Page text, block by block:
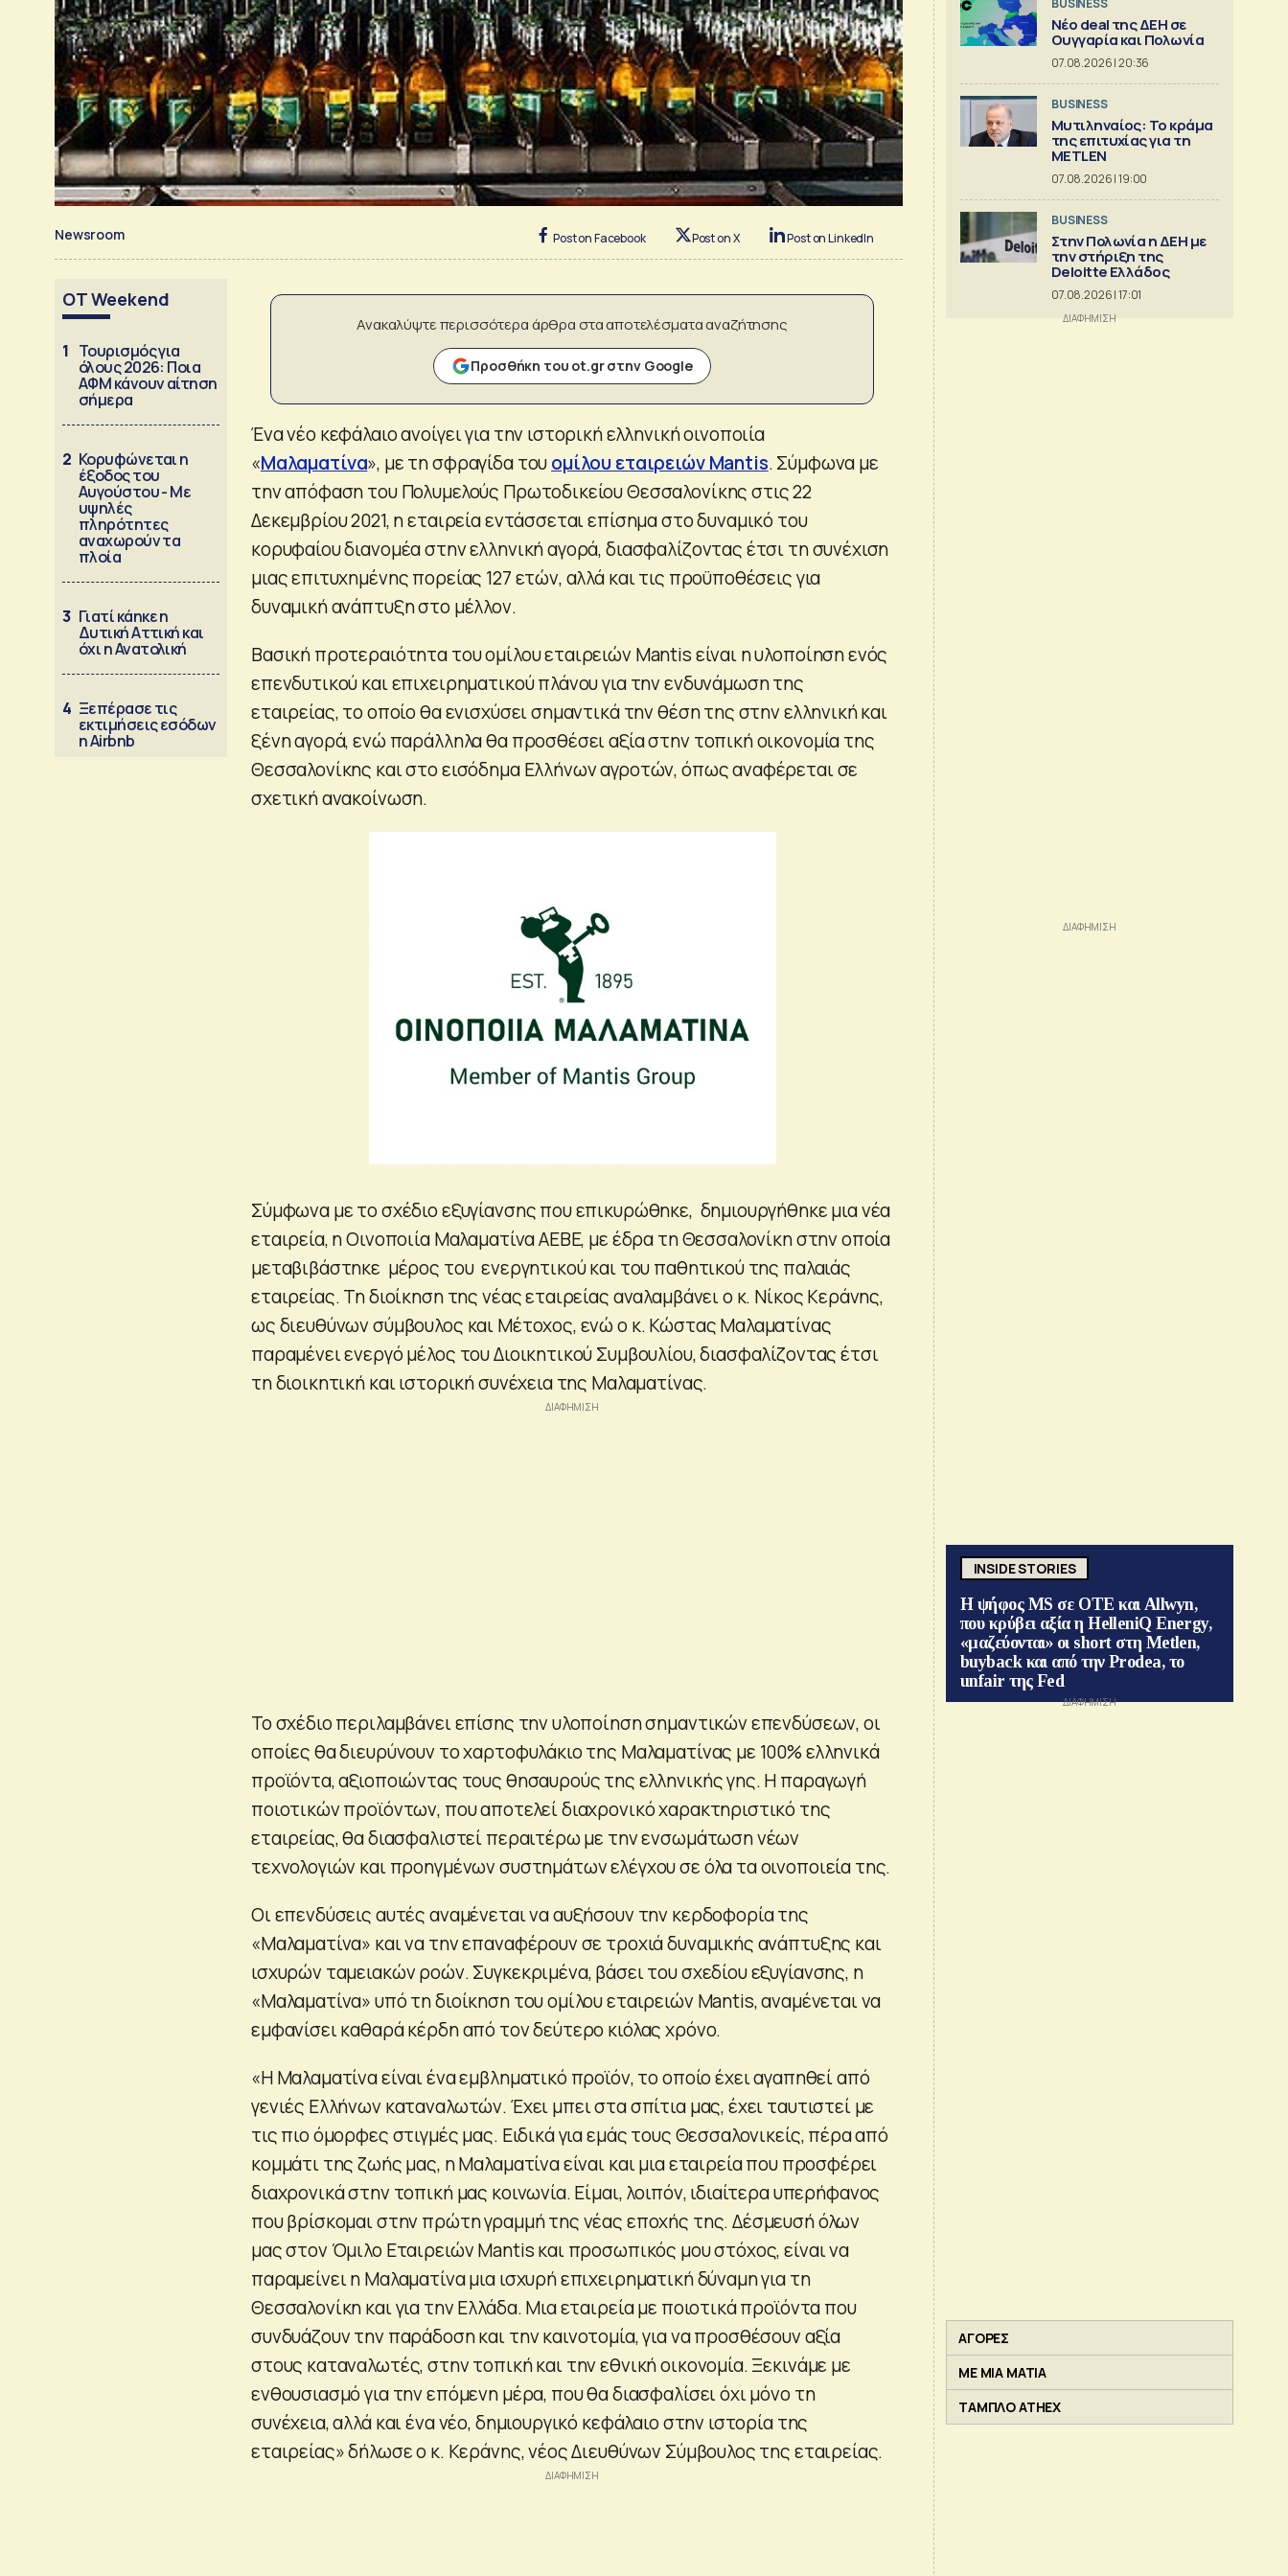
Newsroom Post on Facebook Post on X Post on LinkedIn
OT Weekend
1 Τουρισμός για
όλους 2026: Ποια
ΑΦΜ κάνουν αίτηση
σήμερα
2 Κορυφώνεται η
έξοδος του
Αυγούστου - Με
υψηλές
πληρότητες
αναχωρούν τα
πλοία
3 Γιατί κάηκε η
Δυτική Αττική και
όχι η Ανατολική
4 Ξεπέρασε τις
εκτιμήσεις εσόδων
η Airbnb
Ανακαλύψτε περισσότερα άρθρα στα αποτελέσματα αναζήτησης
Προσθήκη του ot.gr στην Google
Ένα νέο κεφάλαιο ανοίγει για την ιστορική ελληνική οινοποιία
«Μαλαματίνα», με τη σφραγίδα τουομίλου εταιρειών Mantis. Σύμφωνα με
την απόφαση του Πολυμελούς Πρωτοδικείου Θεσσαλονίκης στις 22
Δεκεμβρίου 2021, η εταιρεία εντάσσεται επίσημα στο δυναμικό του
κορυφαίου διανομέα στην ελληνική αγορά, διασφαλίζοντας έτσι τη συνέχιση
μιας επιτυχημένης πορείας 127 ετών, αλλά και τις προϋποθέσεις για
δυναμική ανάπτυξη στο μέλλον.
Βασική προτεραιότητα του ομίλου εταιρειών Mantis είναι η υλοποίηση ενός
επενδυτικού και επιχειρηματικού πλάνου για την ενδυνάμωση της
εταιρείας, το οποίο θα ενισχύσει σημαντικά την θέση της στην ελληνική και
ξένη αγορά, ενώ παράλληλα θα προσθέσει αξία στην τοπική οικονομία της
Θεσσαλονίκης και στο εισόδημα Ελλήνων αγροτών, όπως αναφέρεται σε
σχετική ανακοίνωση.
Σύμφωνα με το σχέδιο εξυγίανσης που επικυρώθηκε, δημιουργήθηκε μια νέα
εταιρεία, η Οινοποιία Μαλαματίνα ΑΕΒΕ, με έδρα τη Θεσσαλονίκη στην οποία
μεταβιβάστηκε μέρος του ενεργητικού και του παθητικού της παλαιάς
εταιρείας. Τη διοίκηση της νέας εταιρείας αναλαμβάνει ο κ. Νίκος Κεράνης,
ως διευθύνων σύμβουλος και Μέτοχος, ενώ ο κ. Κώστας Μαλαματίνας
παραμένει ενεργό μέλος του Διοικητικού Συμβουλίου, διασφαλίζοντας έτσι
τη διοικητική και ιστορική συνέχεια της Μαλαματίνας.
Το σχέδιο περιλαμβάνει επίσης την υλοποίηση σημαντικών επενδύσεων, οι
οποίες θα διευρύνουν το χαρτοφυλάκιο της Μαλαματίνας με 100% ελληνικά
προϊόντα, αξιοποιώντας τους θησαυρούς της ελληνικής γης. Η παραγωγή
ποιοτικών προϊόντων, που αποτελεί διαχρονικό χαρακτηριστικό της
εταιρείας, θα διασφαλιστεί περαιτέρω με την ενσωμάτωση νέων
τεχνολογιών και προηγμένων συστημάτων ελέγχου σε όλα τα οινοποιεία της.
Οι επενδύσεις αυτές αναμένεται να αυξήσουν την κερδοφορία της
«Μαλαματίνα» και να την επαναφέρουν σε τροχιά δυναμικής ανάπτυξης και
ισχυρών ταμειακών ροών. Συγκεκριμένα, βάσει του σχεδίου εξυγίανσης, η
«Μαλαματίνα» υπό τη διοίκηση του ομίλου εταιρειών Mantis, αναμένεται να
εμφανίσει καθαρά κέρδη από τον δεύτερο κιόλας χρόνο.
«Η Μαλαματίνα είναι ένα εμβληματικό προϊόν, το οποίο έχει αγαπηθεί από
γενιές Ελλήνων καταναλωτών. Έχει μπει στα σπίτια μας, έχει ταυτιστεί με
τις πιο όμορφες στιγμές μας. Ειδικά για εμάς τους Θεσσαλονικείς, πέρα από
κομμάτι της ζωής μας, η Μαλαματίνα είναι και μια εταιρεία που προσφέρει
διαχρονικά στην τοπική μας κοινωνία. Είμαι, λοιπόν, ιδιαίτερα υπερήφανος
που βρίσκομαι στην πρώτη γραμμή της νέας εποχής της. Δέσμευσή όλων
μας στον Όμιλο Εταιρειών Mantis και προσωπικός μου στόχος, είναι να
παραμείνει η Μαλαματίνα μια ισχυρή επιχειρηματική δύναμη για τη
Θεσσαλονίκη και για την Ελλάδα. Μια εταιρεία με ποιοτικά προϊόντα που
συνδυάζουν την παράδοση και την καινοτομία, για να προσθέσουν αξία
στους καταναλωτές, στην τοπική και την εθνική οικονομία. Ξεκινάμε με
ενθουσιασμό για την επόμενη μέρα, που θα διασφαλίσει όχι μόνο τη
συνέχεια, αλλά και ένα νέο, δημιουργικό κεφάλαιο στην ιστορία της
εταιρείας» δήλωσε ο κ. Κεράνης, νέος Διευθύνων Σύμβουλος της εταιρείας.
BUSINESS
Νέο deal της ΔΕΗ σε
Ουγγαρία και Πολωνία
07.08.2026 | 20:36
BUSINESS
Μυτιληναίος: Το κράμα
της επιτυχίας για τη
METLEN
07.08.2026 | 19:00
BUSINESS
Στην Πολωνία η ΔΕΗ με
την στήριξη της
Deloitte Ελλάδος
07.08.2026 | 17:01
INSIDE STORIES
Η ψήφος MS σε ΟΤΕ και Allwyn,
που κρύβει αξία η HelleniQ Energy,
«μαζεύονται» οι short στη Metlen,
buyback και από την Prodea, το
unfair της Fed
ΑΓΟΡΕΣ
ΜΕ ΜΙΑ ΜΑΤΙΑ
ΤΑΜΠΛΟ ATHEX